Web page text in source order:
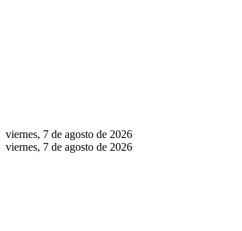
viernes, 7 de agosto de 2026
viernes, 7 de agosto de 2026